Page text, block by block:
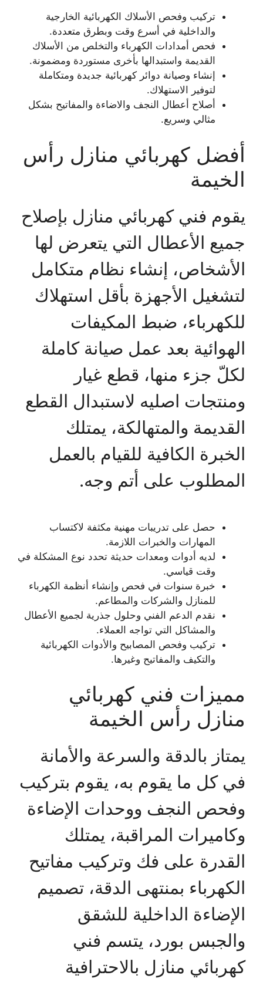
تركيب وفحص الأسلاك الكهربائية الخارجية
والداخلية في أسرع وقت وبطرق متعددة.
فحص أمدادات الكهرباء والتخلص من الأسلاك
القديمة واستبدالها بأخرى مستوردة ومضمونة.
إنشاء وصيانة دوائر كهربائية جديدة ومتكاملة
لتوفير الاستهلاك.
أصلاح أعطال النجف والاضاءة والمفاتيح بشكل
مثالي وسريع.
أفضل كهربائي منازل رأس
الخيمة
يقوم فني كهربائي منازل بإصلاح
جميع الأعطال التي يتعرض لها
الأشخاص، إنشاء نظام متكامل
لتشغيل الأجهزة بأقل استهلاك
للكهرباء، ضبط المكيفات
الهوائية بعد عمل صيانة كاملة
لكلّ جزء منها، قطع غيار
ومنتجات اصليه لاستبدال القطع
القديمة والمتهالكة، يمتلك
الخبرة الكافية للقيام بالعمل
المطلوب على أتم وجه.
حصل على تدريبات مهنية مكثفة لاكتساب
المهارات والخبرات اللازمة.
لديه أدوات ومعدات حديثة تحدد نوع المشكلة في
وقت قياسي.
خبرة سنوات في فحص وإنشاء أنظمة الكهرباء
للمنازل والشركات والمطاعم.
نقدم الدعم الفني وحلول جذرية لجميع الأعطال
والمشاكل التي تواجه العملاء.
تركيب وفحص المصابيح والأدوات الكهربائية
والتكيف والمفاتيح وغيرها.
مميزات فني كهربائي
منازل رأس الخيمة
يمتاز بالدقة والسرعة والأمانة
في كل ما يقوم به، يقوم بتركيب
وفحص النجف ووحدات الإضاءة
وكاميرات المراقبة، يمتلك
القدرة على فك وتركيب مفاتيح
الكهرباء بمنتهى الدقة، تصميم
الإضاءة الداخلية للشقق
والجبس بورد، يتسم فني
كهربائي منازل بالاحترافية